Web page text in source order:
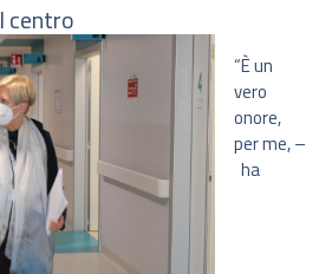
centro
“È un
vero
onore,
per me, –
ha